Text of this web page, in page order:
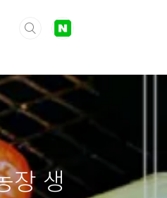
장 생